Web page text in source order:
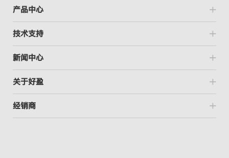
产品中心
技术支持
新闻中心
关于好盈
经销商